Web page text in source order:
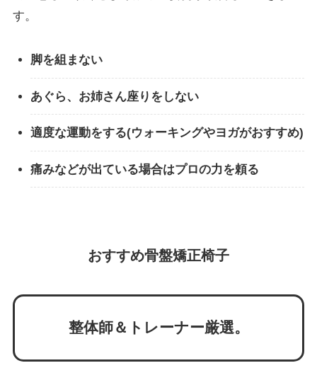
す。
脚を組まない
あぐら、お姉さん座りをしない
適度な運動をする(ウォーキングやヨガがおすすめ)
痛みなどが出ている場合はプロの力を頼る
おすすめ骨盤矯正椅子
整体師＆トレーナー厳選。